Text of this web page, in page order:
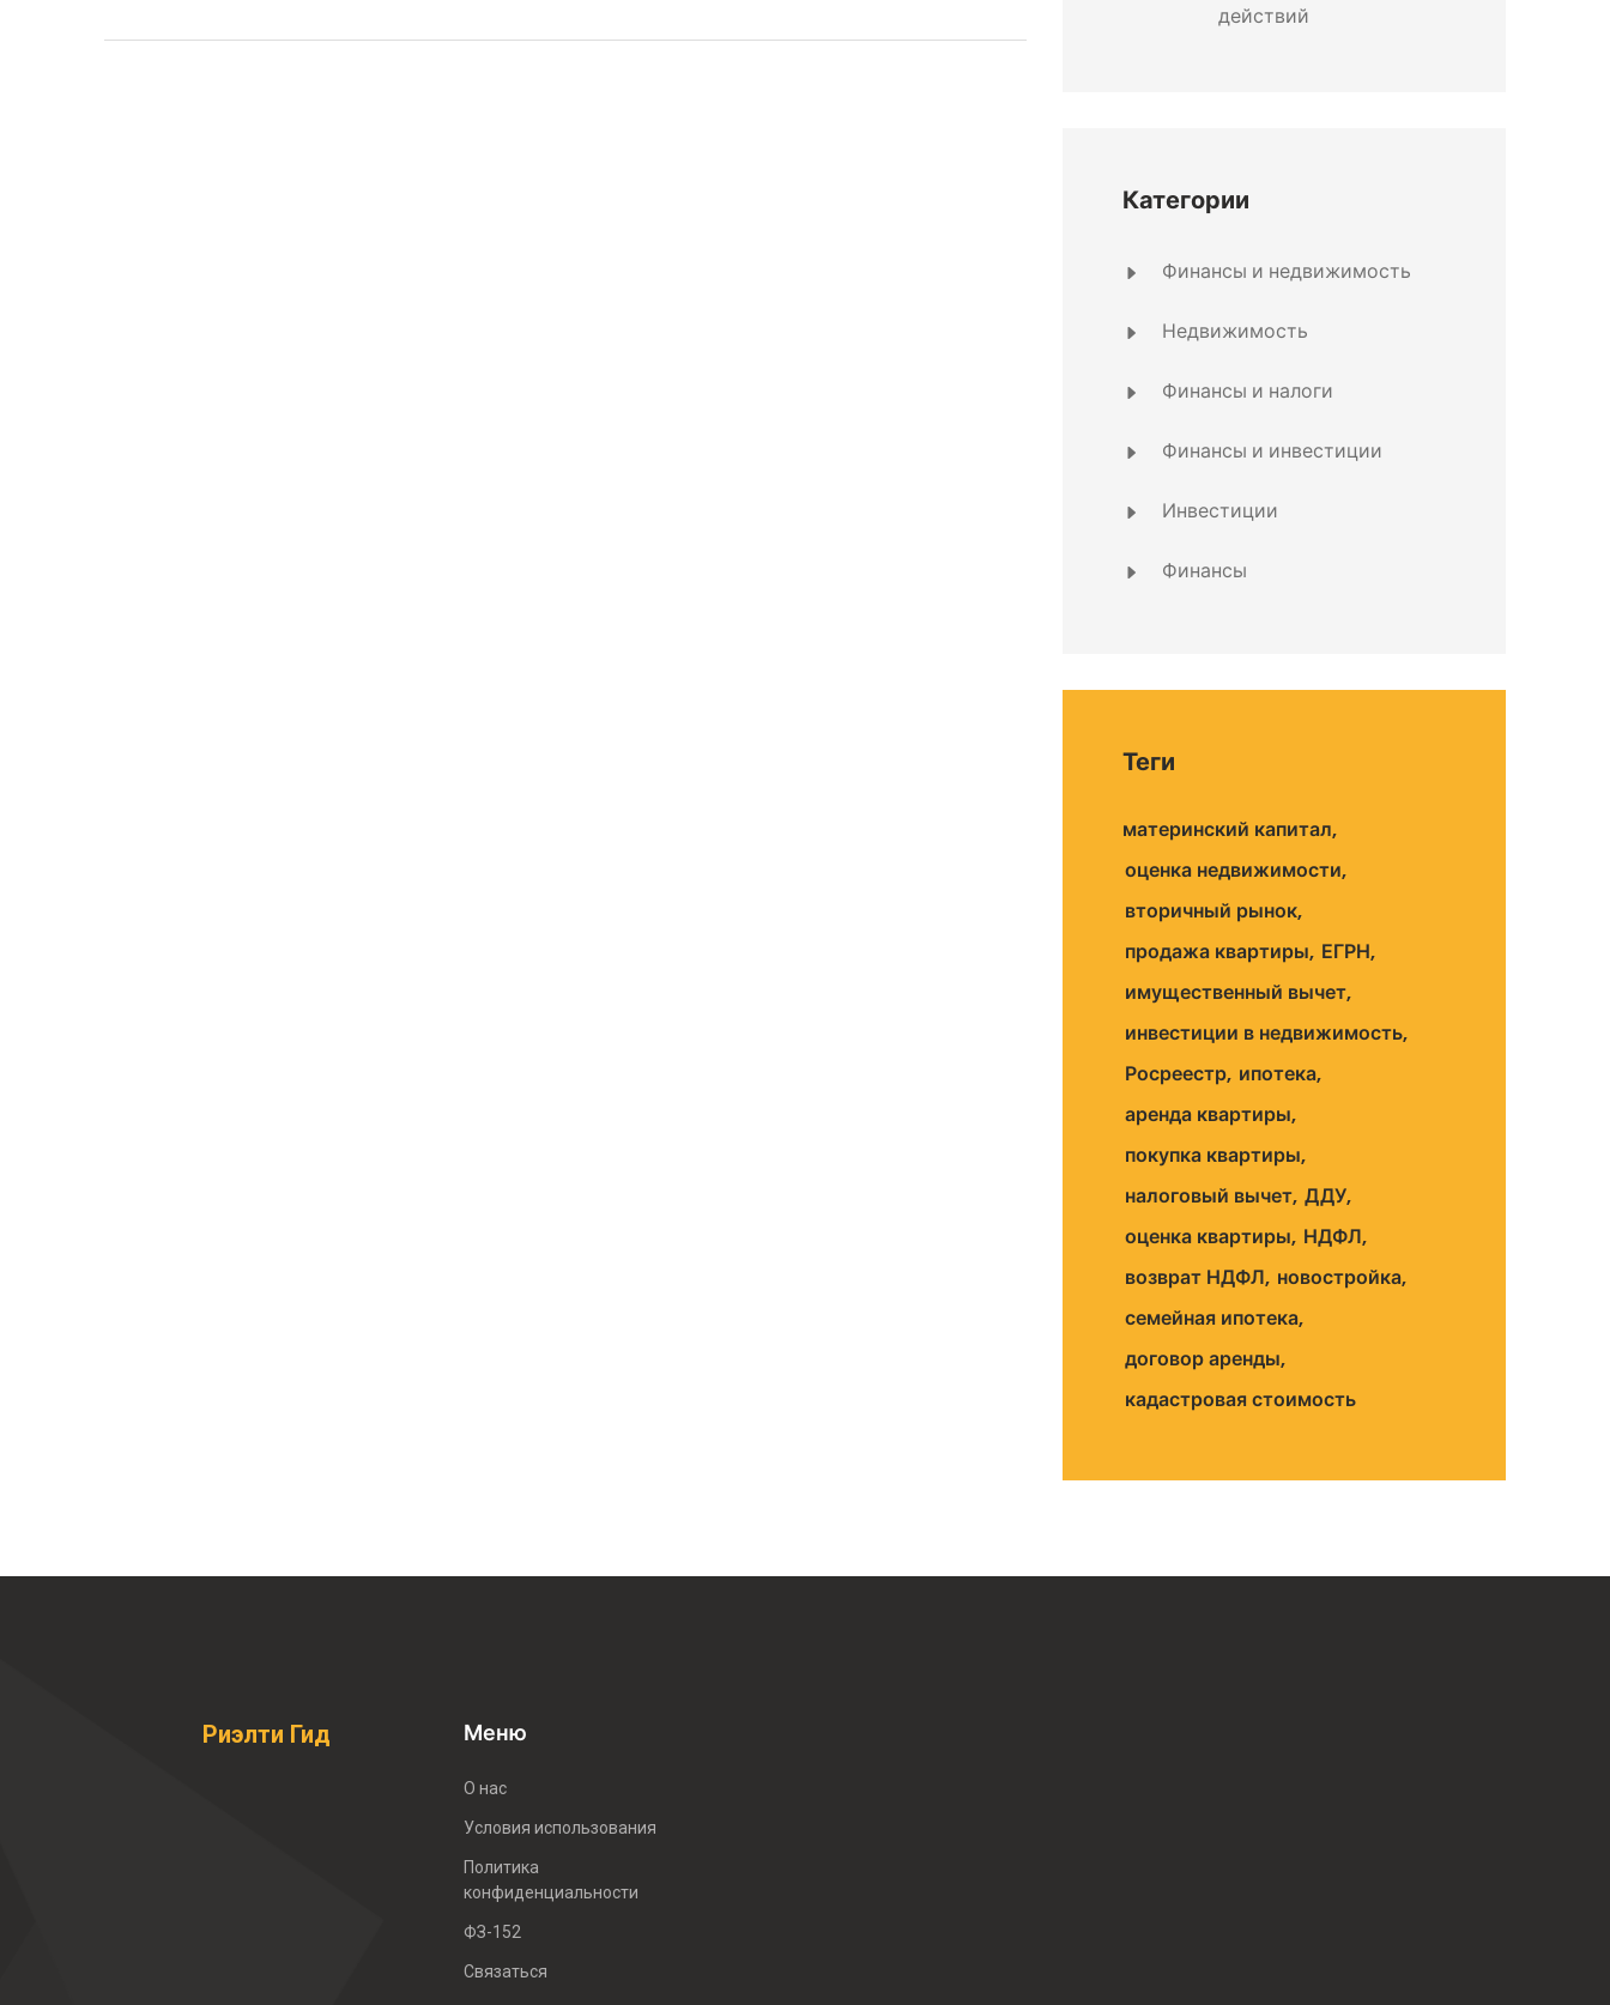
действий
Категории
Финансы и недвижимость
Недвижимость
Финансы и налоги
Финансы и инвестиции
Инвестиции
Финансы
Теги
материнский капитал
оценка недвижимости
вторичный рынок
продажа квартиры ЕГРН
имущественный вычет
инвестиции в недвижимость
Росреестр ипотека
аренда квартиры
покупка квартиры
налоговый вычет ДДУ
оценка квартиры НДФЛ
возврат НДФЛ новостройка
семейная ипотека
договор аренды
кадастровая стоимость
Риэлти Гид Меню
О нас
Условия использования
Политика
конфиденциальности
ФЗ-152
Связаться